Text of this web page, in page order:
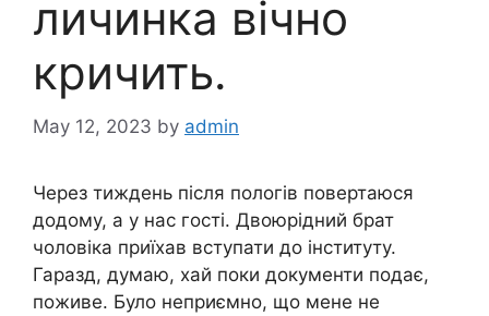
личинка вічно
кричить.
May 12, 2023 by admin
Через тиждень після пологів повертаюся
додому, а у нас гості. Двоюрідний брат
чоловіка приїхав вступати до інституту.
Гаразд, думаю, хай поки документи подає,
поживе. Було неприємно, що мене не